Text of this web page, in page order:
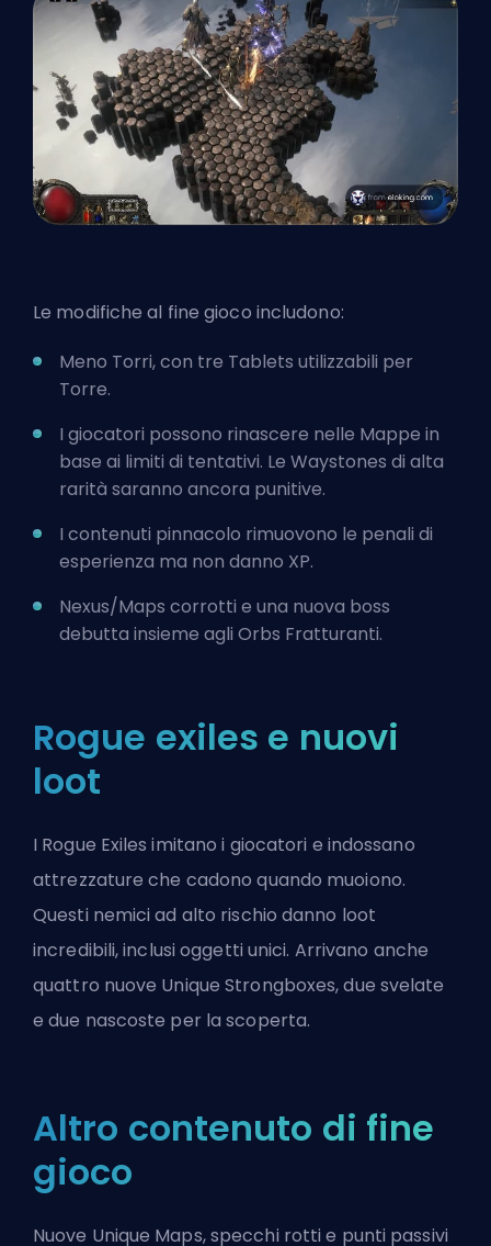
Le modifiche al fine gioco includono:
Meno Torri, con tre Tablets utilizzabili per
Torre.
I giocatori possono rinascere nelle Mappe in
base ai limiti di tentativi. Le Waystones di alta
rarità saranno ancora punitive.
I contenuti pinnacolo rimuovono le penali di
esperienza ma non danno XP.
Nexus/Maps corrotti e una nuova boss
debutta insieme agli Orbs Fratturanti.
Rogue exiles e nuovi
loot
I Rogue Exiles imitano i giocatori e indossano
attrezzature che cadono quando muoiono.
Questi nemici ad alto rischio danno loot
incredibili, inclusi oggetti unici. Arrivano anche
quattro nuove Unique Strongboxes, due svelate
e due nascoste per la scoperta.
Altro contenuto di fine
gioco
Nuove Unique Maps, specchi rotti e punti passivi